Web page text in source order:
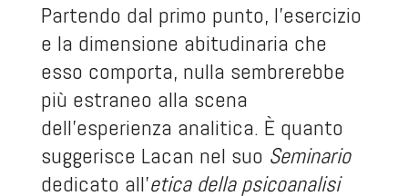
Partendo dal primo punto, l’esercizio
e la dimensione abitudinaria che
esso comporta, nulla sembrerebbe
più estraneo alla scena
dell’esperienza analitica. È quanto
suggerisce Lacan nel suo Seminario
dedicato all’etica della psicoanalisi